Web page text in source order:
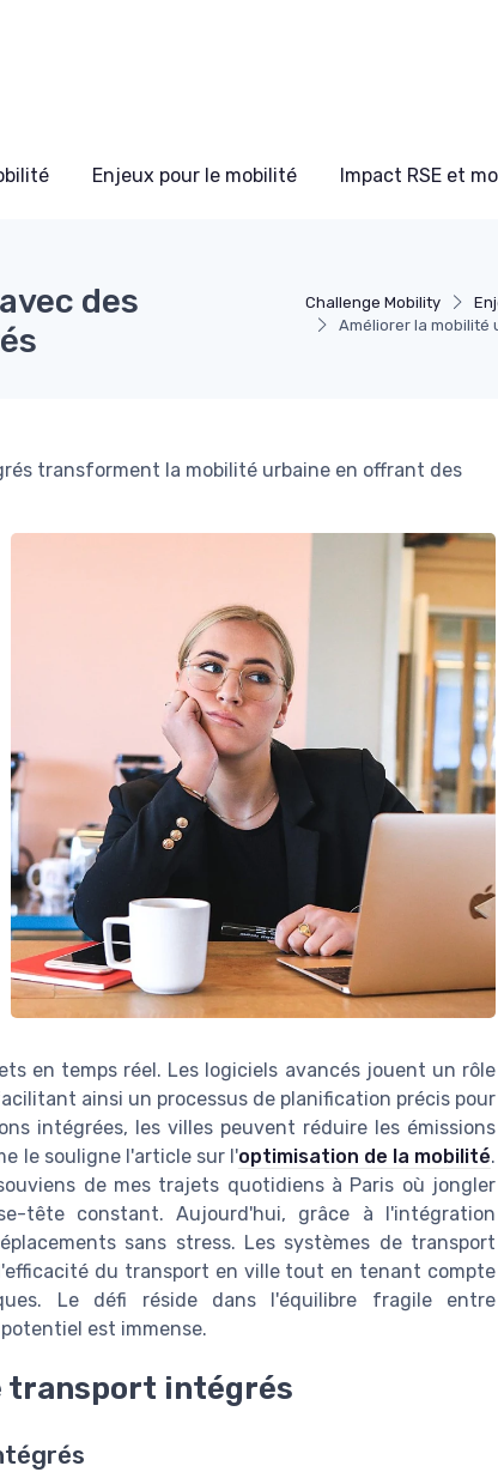
Enjeux pour le mobilité Impact RSE et
Challenge Mobility
Améliorer la mobilité
des
transforment la mobilité urbaine en offrant des
en temps réel. Les logiciels avancés jouent un rôle
ainsi un processus de planification précis pour
intégrées, les villes peuvent réduire les émissions
le souligne l'article sur l'optimisation de la mobilité.
de mes trajets quotidiens à Paris où jongler
constant. Aujourd'hui, grâce à l'intégration
sans stress. Les systèmes de transport
du transport en ville tout en tenant compte
Le défi réside dans l'équilibre fragile entre
est immense.
transport intégrés